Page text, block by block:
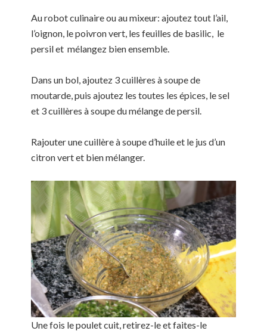
Au robot culinaire ou au mixeur: ajoutez tout l’ail,
l’oignon, le poivron vert, les feuilles de basilic, le
persil et mélangez bien ensemble.
Dans un bol, ajoutez 3 cuillères à soupe de
moutarde, puis ajoutez les toutes les épices, le sel
et 3 cuillères à soupe du mélange de persil.
Rajouter une cuillère à soupe d’huile et le jus d’un
citron vert et bien mélanger.
Une fois le poulet cuit, retirez-le et faites-le